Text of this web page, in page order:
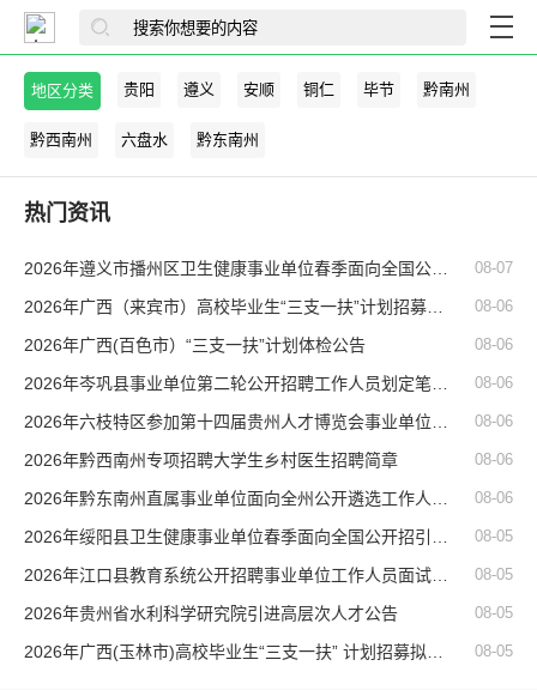
地区分类 贵阳 遵义 安顺 铜仁 毕节 黔南州
黔西南州 六盘水 黔东南州
热门资讯
08-07
08-06
2026年广西(百色市）“三支一扶”计划体检公告 08-06
08-06
08-06
2026年黔西南州专项招聘大学生乡村医生招聘简章 08-06
08-06
08-05
08-05
2026年贵州省水利科学研究院引进高层次人才公告 08-05
08-05